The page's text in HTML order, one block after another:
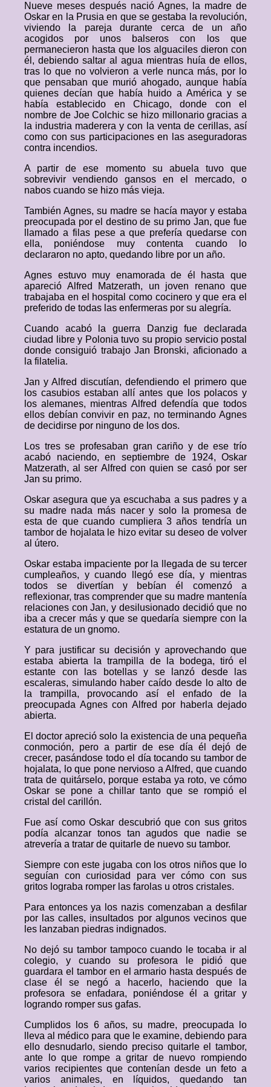
Nueve meses después nació Agnes, la madre de
Oskar en la Prusia en que se gestaba la revolución,
viviendo la pareja durante cerca de un año
acogidos por unos balseros con los que
permanecieron hasta que los alguaciles dieron con
él, debiendo saltar al agua mientras huía de ellos,
tras lo que no volvieron a verle nunca más, por lo
que pensaban que murió ahogado, aunque había
quienes decían que había huido a América y se
había establecido en Chicago, donde con el
nombre de Joe Colchic se hizo millonario gracias a
la industria maderera y con la venta de cerillas, así
como con sus participaciones en las aseguradoras
contra incendios.
A partir de ese momento su abuela tuvo que
sobrevivir vendiendo gansos en el mercado, o
nabos cuando se hizo más vieja.
También Agnes, su madre se hacía mayor y estaba
preocupada por el destino de su primo Jan, que fue
llamado a filas pese a que prefería quedarse con
ella, poniéndose muy contenta cuando lo
declararon no apto, quedando libre por un año.
Agnes estuvo muy enamorada de él hasta que
apareció Alfred Matzerath, un joven renano que
trabajaba en el hospital como cocinero y que era el
preferido de todas las enfermeras por su alegría.
Cuando acabó la guerra Danzig fue declarada
ciudad libre y Polonia tuvo su propio servicio postal
donde consiguió trabajo Jan Bronski, aficionado a
la filatelia.
Jan y Alfred discutían, defendiendo el primero que
los casubios estaban allí antes que los polacos y
los alemanes, mientras Alfred defendía que todos
ellos debían convivir en paz, no terminando Agnes
de decidirse por ninguno de los dos.
Los tres se profesaban gran cariño y de ese trío
acabó naciendo, en septiembre de 1924, Oskar
Matzerath, al ser Alfred con quien se casó por ser
Jan su primo.
Oskar asegura que ya escuchaba a sus padres y a
su madre nada más nacer y solo la promesa de
esta de que cuando cumpliera 3 años tendría un
tambor de hojalata le hizo evitar su deseo de volver
al útero.
Oskar estaba impaciente por la llegada de su tercer
cumpleaños, y cuando llegó ese día, y mientras
todos se divertían y bebían él comenzó a
reflexionar, tras comprender que su madre mantenía
relaciones con Jan, y desilusionado decidió que no
iba a crecer más y que se quedaría siempre con la
estatura de un gnomo.
Y para justificar su decisión y aprovechando que
estaba abierta la trampilla de la bodega, tiró el
estante con las botellas y se lanzó desde las
escaleras, simulando haber caído desde lo alto de
la trampilla, provocando así el enfado de la
preocupada Agnes con Alfred por haberla dejado
abierta.
El doctor apreció solo la existencia de una pequeña
conmoción, pero a partir de ese día él dejó de
crecer, pasándose todo el día tocando su tambor de
hojalata, lo que pone nervioso a Alfred, que cuando
trata de quitárselo, porque estaba ya roto, ve cómo
Oskar se pone a chillar tanto que se rompió el
cristal del carillón.
Fue así como Oskar descubrió que con sus gritos
podía alcanzar tonos tan agudos que nadie se
atrevería a tratar de quitarle de nuevo su tambor.
Siempre con este jugaba con los otros niños que lo
seguían con curiosidad para ver cómo con sus
gritos lograba romper las farolas u otros cristales.
Para entonces ya los nazis comenzaban a desfilar
por las calles, insultados por algunos vecinos que
les lanzaban piedras indignados.
No dejó su tambor tampoco cuando le tocaba ir al
colegio, y cuando su profesora le pidió que
guardara el tambor en el armario hasta después de
clase él se negó a hacerlo, haciendo que la
profesora se enfadara, poniéndose él a gritar y
logrando romper sus gafas.
Cumplidos los 6 años, su madre, preocupada lo
lleva al médico para que le examine, debiendo para
ello desnudarlo, siendo preciso quitarle el tambor,
ante lo que rompe a gritar de nuevo rompiendo
varios recipientes que contenían desde un feto a
varios animales, en líquidos, quedando tan